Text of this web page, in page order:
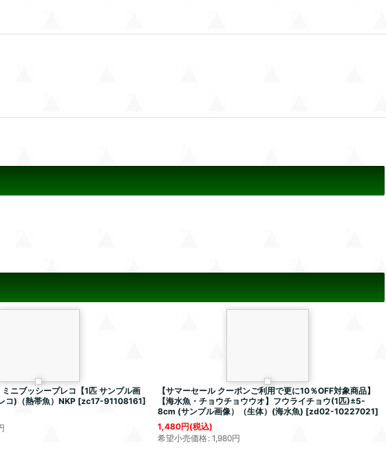
ミニブッシープレコ【1匹 サンプル画
)（熱帯魚）NKP [zc17-91108161]
【サマーセール クーポンご利用で更に10％OFF対象商品】
【海水魚・チョウチョウウオ】フウライチョウ(1匹)±5-
8cm (サンプル画像）（生体）(海水魚) [zd02-10227021]
1,480円(税込)
希望小売価格: 1,980円